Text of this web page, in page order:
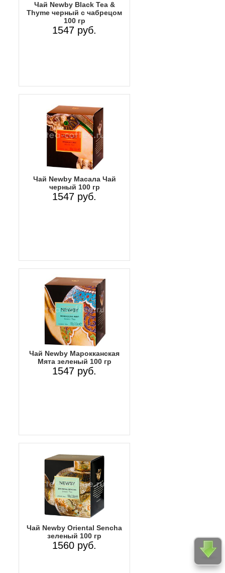
Чай Newby Black Tea &
Thyme черный с чабрецом
100 гр
1547 руб.
Чай Newby Масала Чай
черный 100 гр
1547 руб.
Чай Newby Марокканская
Мята зеленый 100 гр
1547 руб.
Чай Newby Oriental Sencha
зеленый 100 гр
1560 руб.